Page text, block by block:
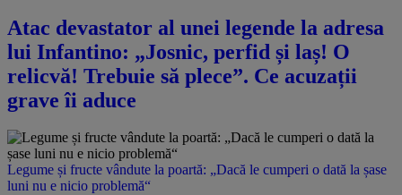
Atac devastator al unei legende la adresa
lui Infantino: „Josnic, perfid și laș! O
relicvă! Trebuie să plece”. Ce acuzații
grave îi aduce
Legume și fructe vândute la poartă: „Dacă le cumperi o dată la șase
luni nu e nicio problemă“